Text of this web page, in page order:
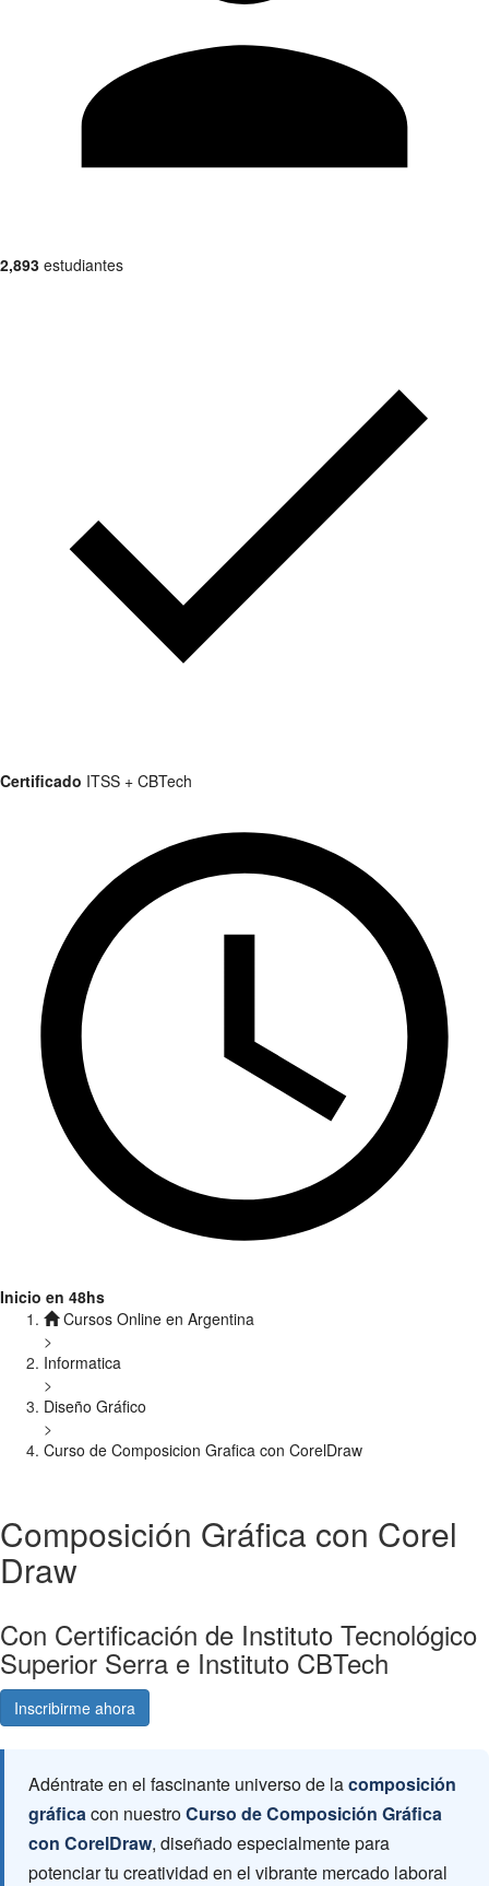
2,893 estudiantes
Certificado ITSS + CBTech
Inicio en 48hs
Cursos Online en Argentina
>
Informatica
>
Diseño Gráfico
>
Curso de Composicion Grafica con CorelDraw
Composición Gráfica con Corel
Draw
Con Certificación de Instituto Tecnológico
Superior Serra e Instituto CBTech
Inscribirme ahora
Adéntrate en el fascinante universo de lacomposición
gráficacon nuestroCurso de Composición Gráfica
con CorelDraw, diseñado especialmente para
potenciar tu creatividad en el vibrante mercado laboral